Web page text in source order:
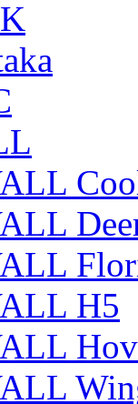
H5